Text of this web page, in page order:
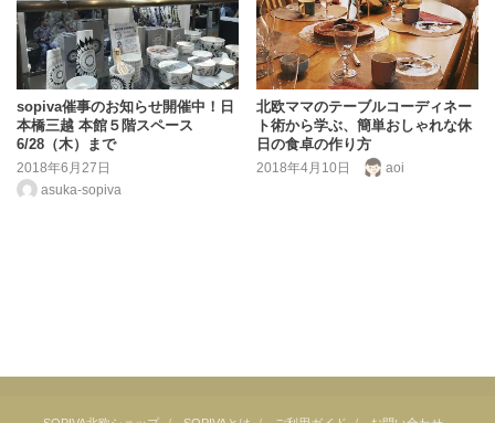
sopiva催事のお知らせ開催中！日
本橋三越 本館５階スペース
6/28（木）まで
2018年6月27日
asuka-sopiva
北欧ママのテーブルコーディネー
ト術から学ぶ、簡単おしゃれな休
日の食卓の作り方
2018年4月10日 aoi